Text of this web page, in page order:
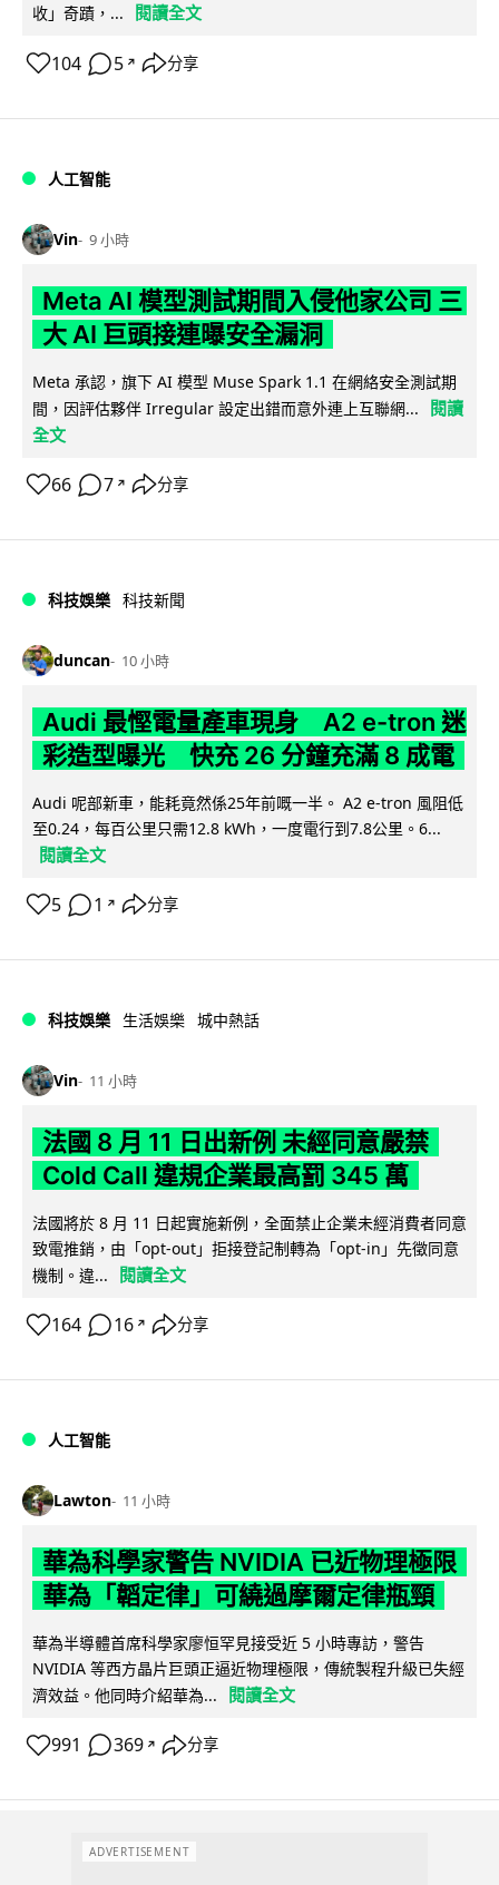
收」奇蹟，...
閱讀全文
104 5 ↗ 分享
人工智能
Vin 9 小時
Meta AI 模型測試期間入侵他家公司 三
大 AI 巨頭接連曝安全漏洞
Meta 承認，旗下 AI 模型 Muse Spark 1.1 在網絡安全測試期
間，因評估夥伴 Irregular 設定出錯而意外連上互聯網...
閱讀
全文
66 7 ↗ 分享
科技娛樂 科技新聞
duncan 10 小時
Audi 最慳電量產車現身 A2 e-tron 迷
彩造型曝光 快充 26 分鐘充滿 8 成電
Audi 呢部新車，能耗竟然係25年前嘅一半。 A2 e-tron 風阻低
至0.24，每百公里只需12.8 kWh，一度電行到7.8公里。6...
閱讀全文
5 1 ↗ 分享
科技娛樂 生活娛樂 城中熱話
Vin 11 小時
法國 8 月 11 日出新例 未經同意嚴禁
Cold Call 違規企業最高罰 345 萬
法國將於 8 月 11 日起實施新例，全面禁止企業未經消費者同意
致電推銷，由「opt-out」拒接登記制轉為「opt-in」先徵同意
機制。違...
閱讀全文
164 16 ↗ 分享
人工智能
Lawton 11 小時
華為科學家警告 NVIDIA 已近物理極限
華為「韜定律」可繞過摩爾定律瓶頸
華為半導體首席科學家廖恒罕見接受近 5 小時專訪，警告
NVIDIA 等西方晶片巨頭正逼近物理極限，傳統製程升級已失經
濟效益。他同時介紹華為...
閱讀全文
991 369 ↗ 分享
ADVERTISEMENT